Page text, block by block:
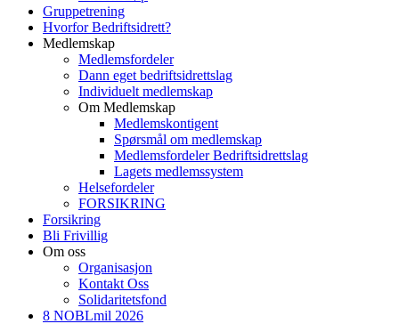
Gruppetrening
Hvorfor Bedriftsidrett?
Medlemskap
Medlemsfordeler
Dann eget bedriftsidrettslag
Individuelt medlemskap
Om Medlemskap
Medlemskontigent
Spørsmål om medlemskap
Medlemsfordeler Bedriftsidrettslag
Lagets medlemssystem
Helsefordeler
FORSIKRING
Forsikring
Bli Frivillig
Om oss
Organisasjon
Kontakt Oss
Solidaritetsfond
8 NOBLmil 2026